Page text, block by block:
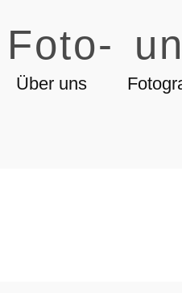
Foto-
Über uns